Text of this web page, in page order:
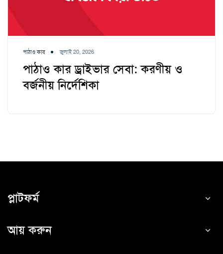
পাঠাও কার জুলাই 20, 2026
পাঠাও কার ড্রাইভার সেবা: করণীয় ও
বর্জনীয় নির্দেশিকা
প্লাটফর্ম
আয় করুন